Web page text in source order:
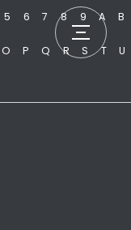
5 6 7 8 9 A B
O P Q R S T U